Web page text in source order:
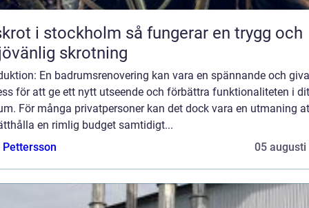
stockholm så fungerar en trygg och
skrotning
En badrumsrenovering kan vara en spännande och
för att ge ett nytt utseende och förbättra funktionaliteten i
För många privatpersoner kan det dock vara en utmaning
en rimlig budget samtidigt...
05 augusti